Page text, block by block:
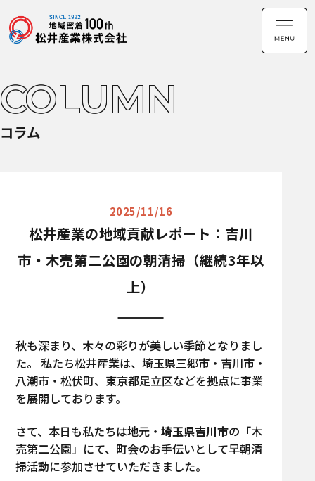
COLUMN
コラム
2025/11/16
松井産業の地域貢献レポート：吉川
市・木売第二公園の朝清掃（継続3年以
上）
秋も深まり、木々の彩りが美しい季節となりまし
た。 私たち松井産業は、埼玉県三郷市・吉川市・
八潮市・松伏町、東京都足立区などを拠点に事業
を展開しております。
さて、本日も私たちは地元・埼玉県吉川市の「木
売第二公園」にて、町会のお手伝いとして早朝清
掃活動に参加させていただきました。